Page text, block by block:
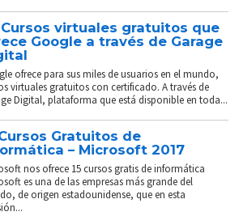
virtuales gratuitos que
Google a través de Garage
ofrece para sus miles de usuarios en el mundo,
virtuales gratuitos con certificado. A través de
Digital, plataforma que está disponible en toda...
Gratuitos de
– Microsoft 2017
nos ofrece 15 cursos gratis de informática
es una de las empresas más grande del
de origen estadounidense, que en esta